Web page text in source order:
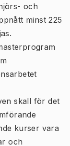
och
minst 225
skall för det
kurser vara
och